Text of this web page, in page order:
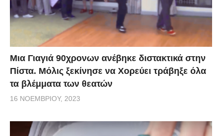
Μια Γιαγιά 90χρονων ανέβηκε διστακτικά στην
Πίστα. Μόλις ξεκίνησε να Χορεύει τράβηξε όλα
τα βλέμματα των θεατών
16 ΝΟΕΜΒΡΊΟΥ, 2023